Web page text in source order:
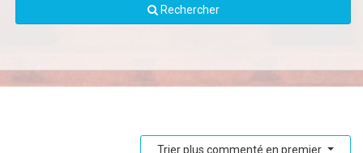
Rechercher
Trier plus commenté en premier